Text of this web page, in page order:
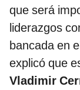
que será
liderazgos
bancada en
explicó que
Vladimir